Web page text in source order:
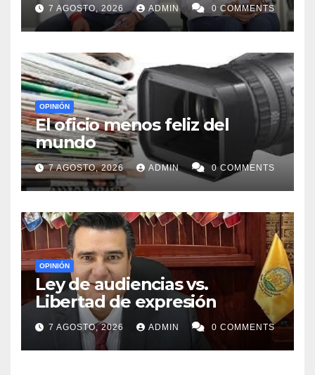
7 AGOSTO, 2026 ADMIN 0 COMMENTS
OPINIÓN
El oficio menos feliz del
mundo
7 AGOSTO, 2026 ADMIN 0 COMMENTS
OPINIÓN
Ley de audiencias vs.
Libertad de expresión
7 AGOSTO, 2026 ADMIN 0 COMMENTS